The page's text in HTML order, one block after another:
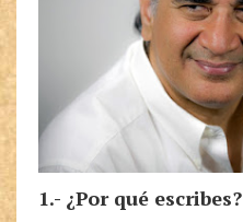
1.- ¿Por qué escribes?